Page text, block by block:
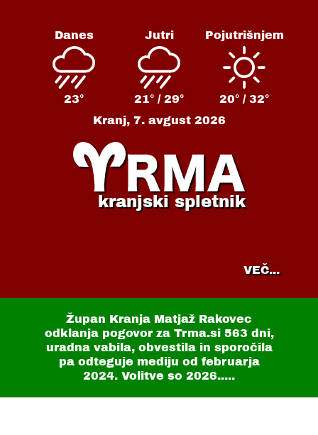
Danes
23°
Jutri
21° / 29°
Pojutrišnjem
20° / 32°
Kranj, 7. avgust 2026
kranjski spletnik
VEČ...
Župan Kranja Matjaž Rakovec
odklanja pogovor za Trma.si 563 dni,
uradna vabila, obvestila in sporočila
pa odteguje mediju od februarja
2024. Volitve so 2026.....